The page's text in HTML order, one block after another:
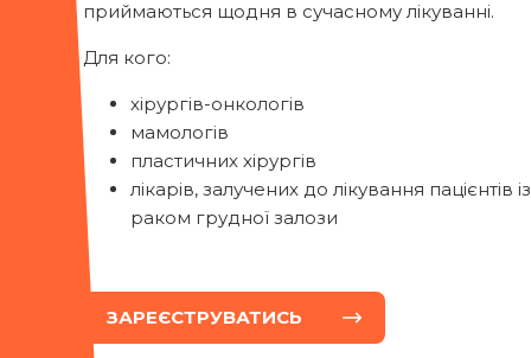
приймаються щодня в сучасному лікуванні.
Для кого:
хірургів-онкологів
мамологів
пластичних хірургів
лікарів, залучених до лікування пацієнтів із
раком грудної залози
ЗАРЕЄСТРУВАТИСЬ